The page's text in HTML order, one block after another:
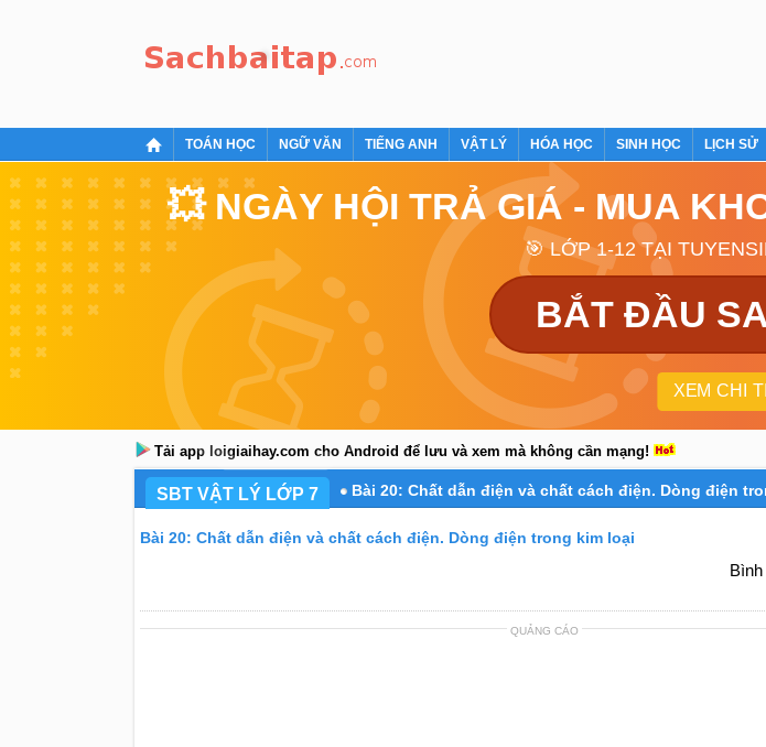
TOÁN HỌC NGỮ VĂN TIẾNG ANH VẬT LÝ HÓA HỌC SINH HỌC LỊCH SỬ
💥 NGÀY HỘI TRẢ GIÁ - MUA
🎯 LỚP 1-12 TẠI
BẮT ĐẦU
XEM CHI
Tải app loigiaihay.com cho Android để lưu và xem mà không cần mạng!
SBT VẬT LÝ LỚP 7 Bài 20: Chất dẫn điện và chất cách điện. Dòng điện
Bài 20: Chất dẫn điện và chất cách điện. Dòng điện trong kim loại
Bình
QUẢNG CÁO